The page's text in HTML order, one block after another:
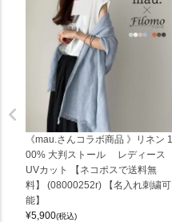
《mau.さんコラボ商品 》リネン 1
00% 大判ストール レディース
UVカット 【ネコポスで送料無
料】 (08000252r) 【名入れ刺繍可
能】
¥5,900(税込)